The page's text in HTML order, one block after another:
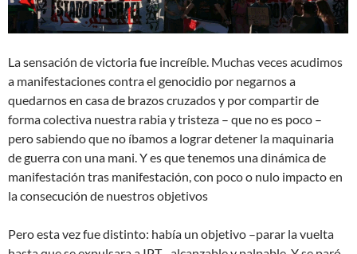
La sensación de victoria fue increíble. Muchas veces acudimos
a manifestaciones contra el genocidio por negarnos a
quedarnos en casa de brazos cruzados y por compartir de
forma colectiva nuestra rabia y tristeza – que no es poco –
pero sabiendo que no íbamos a lograr detener la maquinaria
de guerra con una mani. Y es que tenemos una dinámica de
manifestación tras manifestación, con poco o nulo impacto en
la consecución de nuestros objetivos
Pero esta vez fue distinto: había un objetivo –parar la vuelta